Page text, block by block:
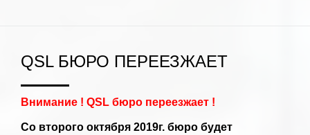
QSL БЮРО ПЕРЕЕЗЖАЕТ
Внимание ! QSL бюро переезжает !
Со второго октября 2019г. бюро будет